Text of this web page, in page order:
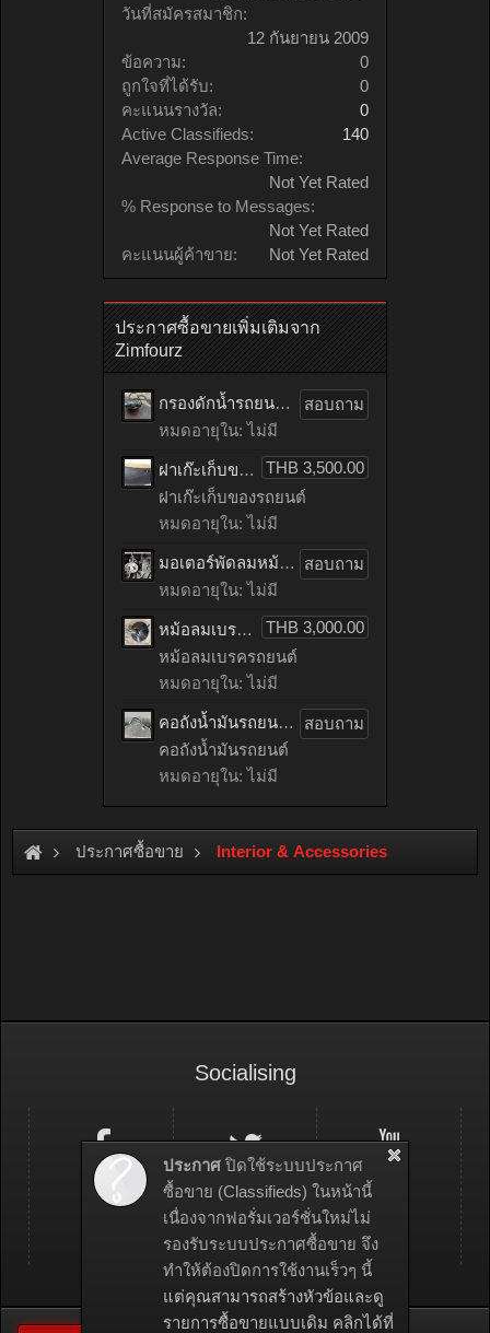
ประกาศ ปิดใช้ระบบประกาศ
ซื้อขาย (Classifieds) ในหน้านี้
เนื่องจากฟอรั่มเวอร์ชั่นใหม่ไม่
รองรับระบบประกาศซื้อขาย จึง
ทำให้ต้องปิดการใช้งานเร็วๆ นี้
แต่คุณสามารถสร้างหัวข้อและดู
รายการซื้อขายแบบเดิม คลิกได้ที่
วันที่สมัครสมาชิก:
12 กันยายน 2009
ข้อความ:
0
ถูกใจที่ได้รับ:
0
คะแนนรางวัล:
0
Active Classifieds:
140
Average Response Time:
Not Yet Rated
% Response to Messages:
Not Yet Rated
คะแนนผู้ค้าขาย:
Not Yet Rated
ประกาศซื้อขายเพิ่มเติมจาก
Zimfourz
สอบถาม
กรองดักน้ำรถยนต์ toyota TIGER เก่าญี่ปุ่น
หมดอายุใน: ไม่มี
THB 3,500.00
ฝาเก๊ะเก็บของรถยนต์ benz C200 CGI เก่าญี่ปุ่น
ฝาเก๊ะเก็บของรถยนต์
หมดอายุใน: ไม่มี
สอบถาม
มอเตอร์พัดลมหม้อน้ำรถยนต์ HONDA ACCORD เก่าญี่ปุ่น
หมดอายุใน: ไม่มี
THB 3,000.00
หม้อลมเบรครถยนต์ mitsubishi LANCER EX เก่าญี่ปุ่น
หม้อลมเบรครถยนต์
หมดอายุใน: ไม่มี
สอบถาม
คอถังน้ำมันรถยนต์ nissan NEO เก่าญี่ปุ่น
คอถังน้ำมันรถยนต์
หมดอายุใน: ไม่มี
ประกาศซื้อขาย Interior & Accessories
Socialising